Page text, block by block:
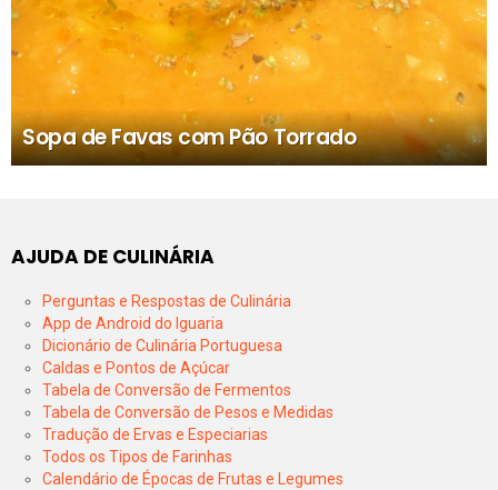
Sopa de Favas com Pão Torrado
AJUDA DE CULINÁRIA
Perguntas e Respostas de Culinária
App de Android do Iguaria
Dicionário de Culinária Portuguesa
Caldas e Pontos de Açúcar
Tabela de Conversão de Fermentos
Tabela de Conversão de Pesos e Medidas
Tradução de Ervas e Especiarias
Todos os Tipos de Farinhas
Calendário de Épocas de Frutas e Legumes